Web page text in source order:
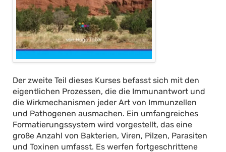
Der zweite Teil dieses Kurses befasst sich mit den
eigentlichen Prozessen, die die Immunantwort und
die Wirkmechanismen jeder Art von Immunzellen
und Pathogenen ausmachen. Ein umfangreiches
Formatierungssystem wird vorgestellt, das eine
große Anzahl von Bakterien, Viren, Pilzen, Parasiten
und Toxinen umfasst. Es werfen fortgeschrittene